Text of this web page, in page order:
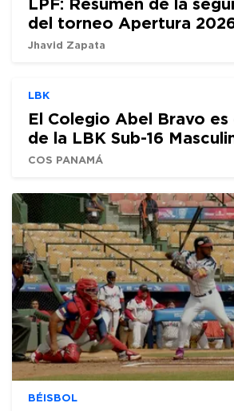
del torneo Apertura
Jhavid Zapata
LBK
El Colegio Abel Bravo es
de la LBK Sub-16
COS PANAMÁ
BÉISBOL